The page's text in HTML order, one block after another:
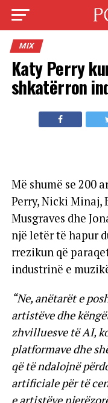
MIX
Katy Perry
shkatërron
Më shumë se 200
Perry, Nicki Minaj,
Musgraves dhe
një letër të hapur
rrezikun që
industrinë e
“Ne, anëtarët e
artistëve dhe
zhvilluesve të AI,
platformave dhe
që të ndalojnë
artificiale për të
e artistëve